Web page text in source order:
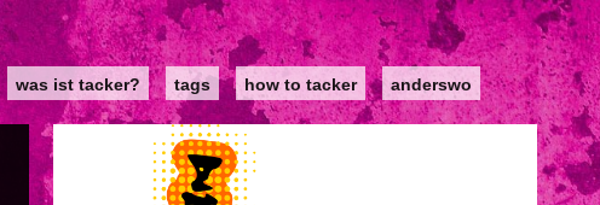
was ist tacker? tags how to tacker anderswo